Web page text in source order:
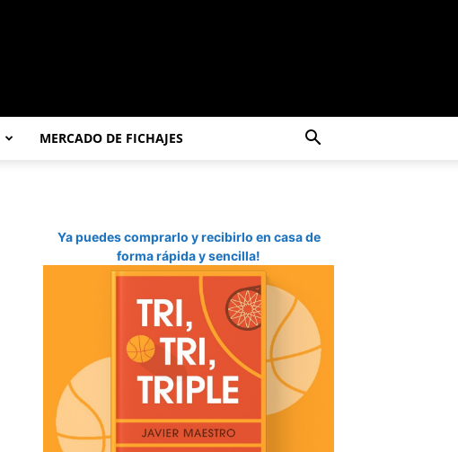
MERCADO DE FICHAJES
Ya puedes comprarlo y recibirlo en casa de
forma rápida y sencilla!